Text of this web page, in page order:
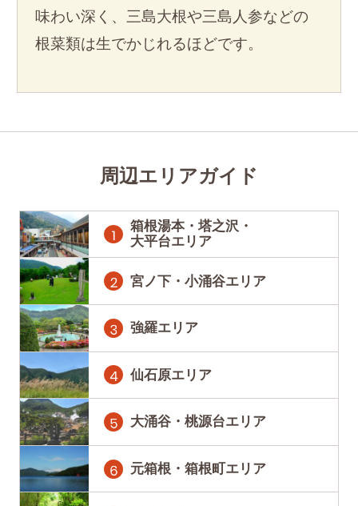
味わい深く、三島大根や三島人参などの
根菜類は生でかじれるほどです。
周辺エリアガイド
箱根湯本・塔之沢・
大平台エリア
宮ノ下・小涌谷エリア
強羅エリア
仙石原エリア
大涌谷・桃源台エリア
元箱根・箱根町エリア